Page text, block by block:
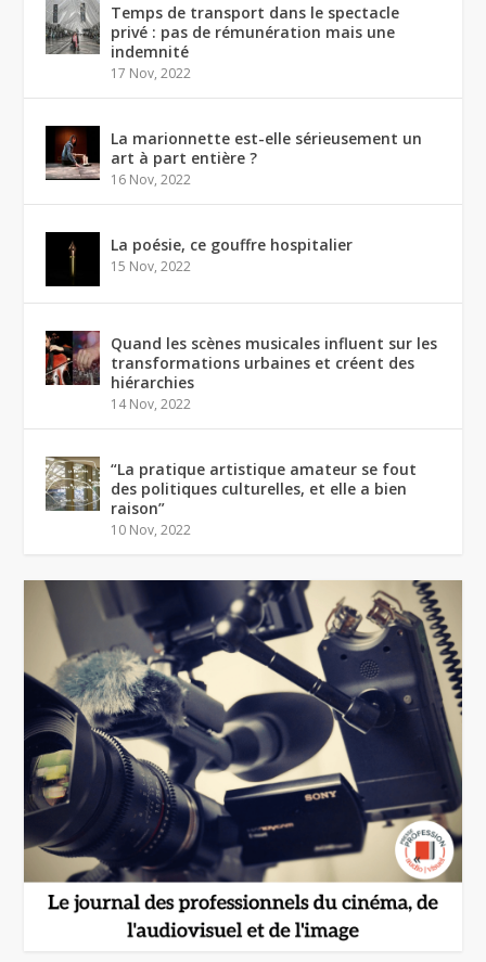
Temps de transport dans le spectacle
privé : pas de rémunération mais une
indemnité
17 Nov, 2022
La marionnette est-elle sérieusement un
art à part entière ?
16 Nov, 2022
La poésie, ce gouffre hospitalier
15 Nov, 2022
Quand les scènes musicales influent sur les
transformations urbaines et créent des
hiérarchies
14 Nov, 2022
“La pratique artistique amateur se fout
des politiques culturelles, et elle a bien
raison”
10 Nov, 2022